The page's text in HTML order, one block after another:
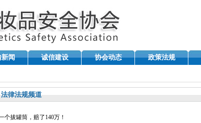
新闻 诚信建设 协会动态 政策法规
法律法规频道
个拔罐筒，赔了140万！